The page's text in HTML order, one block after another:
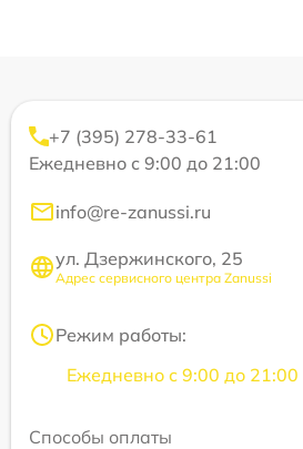
+7 (395) 278-33-61
Ежедневно с 9:00 до 21:00
info@re-zanussi.ru
ул. Дзержинского, 25
Адрес сервисного центра Zanussi
Режим работы:
Ежедневно с 9:00 до 21:00
Способы оплаты